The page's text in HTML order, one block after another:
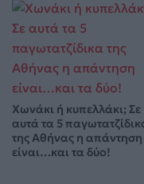
Χωνάκι ή κυπελλάκι; Σε
αυτά τα 5
της Αθήνας η απάντηση
είναι…και τα δύο!